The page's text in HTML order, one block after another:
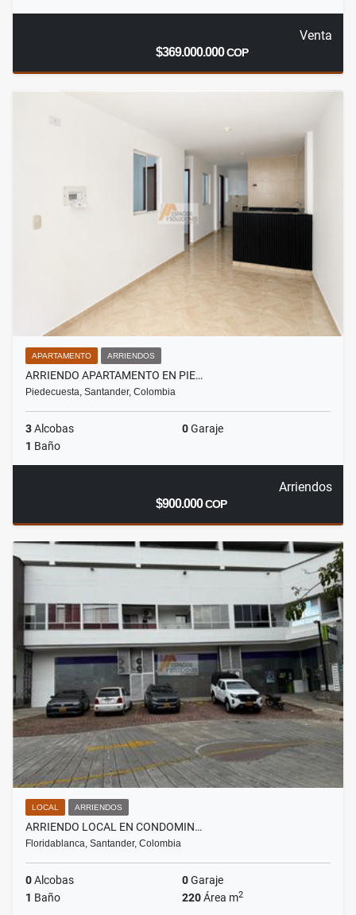
Venta
$369.000.000COP
APARTAMENTO ARRIENDOS
ARRIENDO APARTAMENTO EN PIE…
Piedecuesta, Santander, Colombia
3Alcobas 0Garaje
1 Baño
Arriendos
$900.000COP
LOCAL ARRIENDOS
ARRIENDO LOCAL EN CONDOMIN…
Floridablanca, Santander, Colombia
0Alcobas 0Garaje
1 Baño 220Área m2